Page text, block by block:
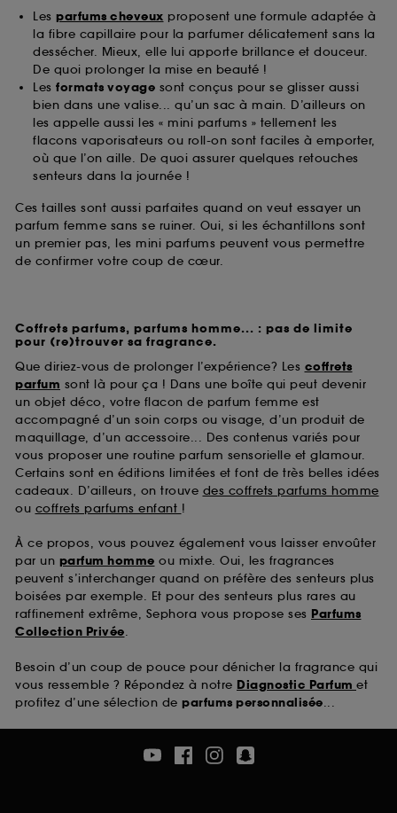
Les parfums cheveux proposent une formule adaptée à
la fibre capillaire pour la parfumer délicatement sans la
dessécher. Mieux, elle lui apporte brillance et douceur.
De quoi prolonger la mise en beauté !
Les formats voyage sont conçus pour se glisser aussi
bien dans une valise... qu’un sac à main. D’ailleurs on
les appelle aussi les « mini parfums » tellement les
flacons vaporisateurs ou roll-on sont faciles à emporter,
où que l’on aille. De quoi assurer quelques retouches
senteurs dans la journée !
Ces tailles sont aussi parfaites quand on veut essayer un
parfum femme sans se ruiner. Oui, si les échantillons sont
un premier pas, les mini parfums peuvent vous permettre
de confirmer votre coup de cœur.
Coffrets parfums, parfums homme... : pas de limite
pour (re)trouver sa fragrance.
Que diriez-vous de prolonger l’expérience? Les coffrets
parfum sont là pour ça ! Dans une boîte qui peut devenir
un objet déco, votre flacon de parfum femme est
accompagné d’un soin corps ou visage, d’un produit de
maquillage, d’un accessoire... Des contenus variés pour
vous proposer une routine parfum sensorielle et glamour.
Certains sont en éditions limitées et font de très belles idées
cadeaux. D’ailleurs, on trouve des coffrets parfums homme
ou coffrets parfums enfant !
À ce propos, vous pouvez également vous laisser envoûter
par un parfum homme ou mixte. Oui, les fragrances
peuvent s’interchanger quand on préfère des senteurs plus
boisées par exemple. Et pour des senteurs plus rares au
raffinement extrême, Sephora vous propose ses Parfums
Collection Privée.
Besoin d’un coup de pouce pour dénicher la fragrance qui
vous ressemble ? Répondez à notre Diagnostic Parfum et
profitez d’une sélection de parfums personnalisée...